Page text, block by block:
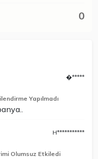
0
�*****
Yapılmadı
H***********
Olumsuz Etkiledi